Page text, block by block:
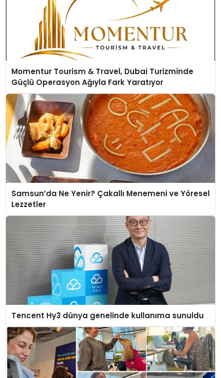
Momentur Tourism & Travel, Dubai Turizminde
Güçlü Operasyon Ağıyla Fark Yaratıyor
Samsun’da Ne Yenir? Çakallı Menemeni ve Yöresel
Lezzetler
Tencent Hy3 dünya genelinde kullanıma sunuldu